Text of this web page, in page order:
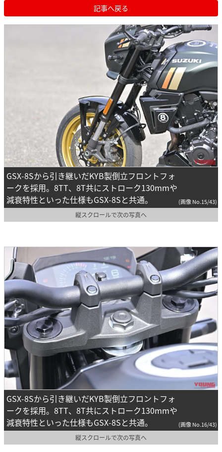
記事へ戻る
GSX-8Sから引き継いだKYB製倒立フロントフォ
ークを採用。8TT、8T共にストローク130mmや
減衰特性といった仕様もGSX-8Sと共通。
(画像 No.15/43)
縦スクロールで次の写真へ
GSX-8Sから引き継いだKYB製倒立フロントフォ
ークを採用。8TT、8T共にストローク130mmや
減衰特性といった仕様もGSX-8Sと共通。
(画像 No.16/43)
縦スクロールで次の写真へ